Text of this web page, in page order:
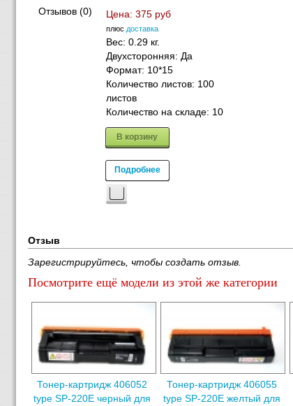
Отзывов (0)
Цена: 375 руб
плюс доставка
Вес: 0.29 кг.
Двухсторонняя: Да
Формат: 10*15
Количество листов: 100
листов
Количество на складе: 10
В корзину
Подробнее
Отзыв
Зарегистрируйтесь, чтобы создать отзыв.
Посмотрите ещё модели из этой же категории
Тонер-картридж 406052
type SP-220E черный для
Тонер-картридж 406055
type SP-220E желтый для